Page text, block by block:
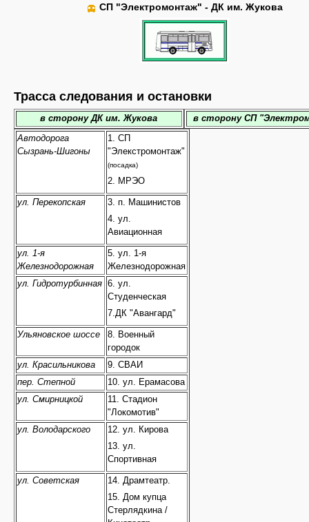
СП "Электромонтаж" - ДК им. Жукова
Трасса следования и остановки
в сторону ДК им. Жукова в сторону СП
Автодорога
Сызрань-Шигоны
1. СП
"Элекстромонтаж"
(посадка)
2. МРЭО
ул. Перекопская
3. п. Машинистов
4. ул.
Авиационная
ул. 1-я
Железнодорожная
5. ул. 1-я
Железнодорожная
ул. Гидротурбинная 6. ул.
Студенческая
7.ДК "Авангард"
Ульяновское шоссе
8. Военный
городок
ул. Красильникова
9. СВАИ
пер. Степной
10. ул. Ерамасова
ул. Смирницкой
11. Стадион
"Локомотив"
ул. Володарского
12. ул. Кирова
13. ул.
Спортивная
ул. Советская
14. Драмтеатр.
15. Дом купца
Стерлядкина /